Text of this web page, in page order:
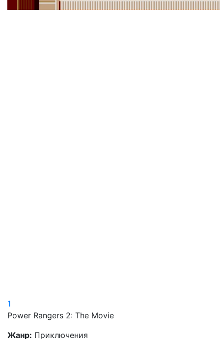
1
Power Rangers 2: The Movie
Жанр: Приключения